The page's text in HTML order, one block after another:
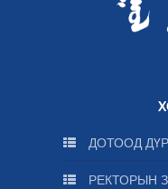
ДОТООД
РЕКТОРЫН